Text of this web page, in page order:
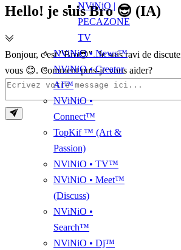
Hello! je suis Bro 😎 (IA)
Bonjour, c'est "Bro😎". Je suis ravi de
vous 😊. Comment puis-je vous aider?
NViNiO |
PECAZONE
TV
NViNiO • News™
NViNiO • Creator
AI™
NViNiO •
Connect™
TopKif ™ (Art &
Passion)
NViNiO • TV™
NViNiO • Meet™
(Discuss)
NViNiO •
Search™
NViNiO • Dj™